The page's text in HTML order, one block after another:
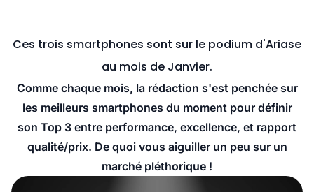
Streaming
Ces trois smartphones sont sur le podium d'Ariase
au mois de Janvier.
Comme chaque mois, la rédaction s'est penchée sur
les meilleurs smartphones du moment pour définir
son Top 3 entre performance, excellence, et rapport
qualité/prix. De quoi vous aiguiller un peu sur un
marché pléthorique !